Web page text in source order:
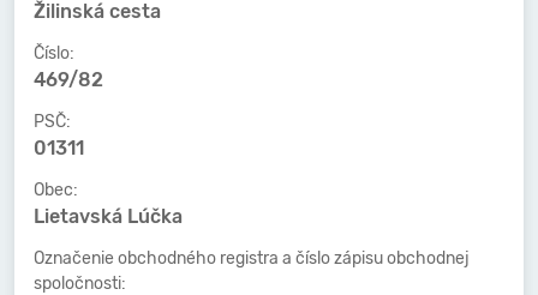
Žilinská cesta
Číslo:
469/82
PSČ:
01311
Obec:
Lietavská Lúčka
Označenie obchodného registra a číslo zápisu obchodnej
spoločnosti: